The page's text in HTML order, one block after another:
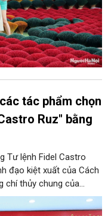
tác phẩm chọn
Ruz" bằng
Tư lệnh Fidel Castro
đạo kiệt xuất của Cách
chí thủy chung của
chiều 5/8, tại Hà Nội,
phối hợp với Ban Tuyên